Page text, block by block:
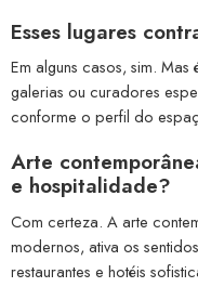
Esses lugares
Em alguns casos, sim.
galerias ou curadores
conforme o perfil do
Arte
e hospitalidade?
Com certeza. A arte
modernos, ativa os
restaurantes e hotéis